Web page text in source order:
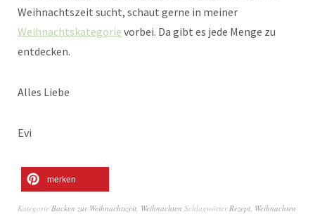
Weihnachtszeit sucht, schaut gerne in meiner
Weihnachtskategorie vorbei. Da gibt es jede Menge zu
entdecken.
Alles Liebe
Evi
merken
Kategorie Backen zur Weihnachtszeit, Weihnachten SchlagwörterRezept, Weihnachten